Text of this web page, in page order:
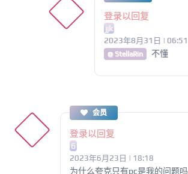
登录以回复
jjk
2023年8月31日 | 06:51
@ StellaRin 不懂
会员
登录以回复
6
2023年6月23日 | 18:18
为什么夸克只有pc是我的问题吗